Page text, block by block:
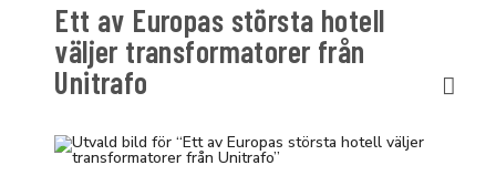
Ett av Europas största hotell
väljer transformatorer från
Unitrafo